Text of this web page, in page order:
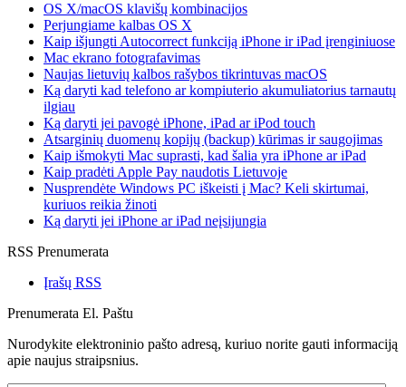
OS X/macOS klavišų kombinacijos
Perjungiame kalbas OS X
Kaip išjungti Autocorrect funkciją iPhone ir iPad įrenginiuose
Mac ekrano fotografavimas
Naujas lietuvių kalbos rašybos tikrintuvas macOS
Ką daryti kad telefono ar kompiuterio akumuliatorius tarnautų
ilgiau
Ką daryti jei pavogė iPhone, iPad ar iPod touch
Atsarginių duomenų kopijų (backup) kūrimas ir saugojimas
Kaip išmokyti Mac suprasti, kad šalia yra iPhone ar iPad
Kaip pradėti Apple Pay naudotis Lietuvoje
Nusprendėte Windows PC iškeisti į Mac? Keli skirtumai,
kuriuos reikia žinoti
Ką daryti jei iPhone ar iPad neįsijungia
RSS Prenumerata
Įrašų RSS
Prenumerata El. Paštu
Nurodykite elektroninio pašto adresą, kuriuo norite gauti informaciją
apie naujus straipsnius.